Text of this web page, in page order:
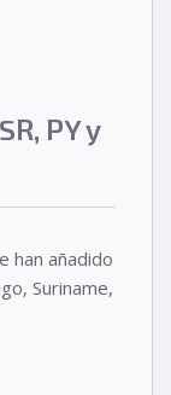
PY y
han añadido
Suriname,